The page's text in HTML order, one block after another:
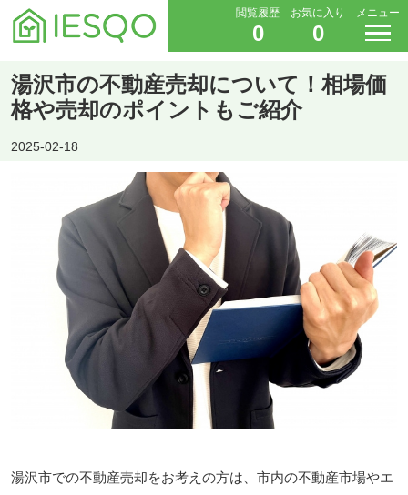
閲覧履歴
0
お気に入り
0
メニュー
湯沢市の不動産売却について！相場価
格や売却のポイントもご紹介
2025-02-18
湯沢市での不動産売却をお考えの方は、市内の不動産市場やエ